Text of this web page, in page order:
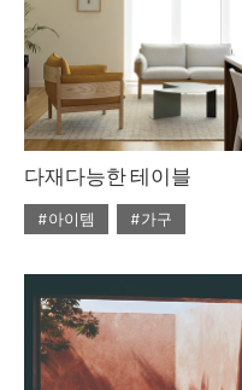
다재다능한 테이블
#아이템
#가구